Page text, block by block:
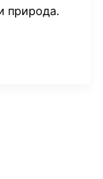
природа.